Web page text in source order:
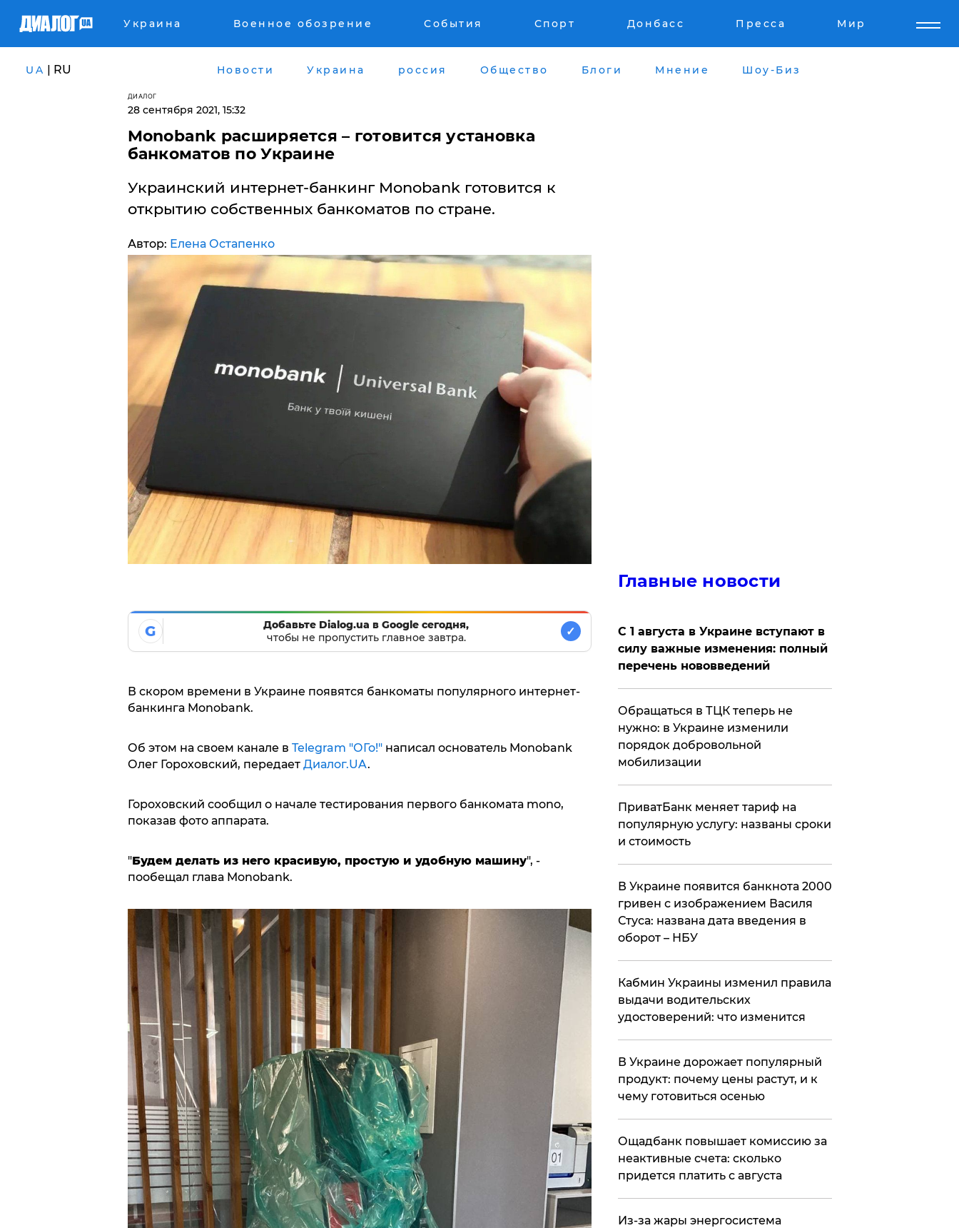
Украина Военное обозрение События Спорт Донбасс Пресса Мир
UA | RU Новости Украина россия Общество Блоги Мнение Шоу-Биз
ДИАЛОГ
28 сентября 2021, 15:32
Monobank расширяется – готовится установка
банкоматов по Украине
Украинский интернет-банкинг Monobank готовится к
открытию собственных банкоматов по стране.
Автор: Елена Остапенко
G
Добавьте Dialog.ua в Google сегодня,
чтобы не пропустить главное завтра.
✓
В скором времени в Украине появятся банкоматы популярного интернет-
банкинга Monobank.
Об этом на своем канале в Telegram "ОГо!"написал основатель Monobank
Олег Гороховский, передает Диалог.UA.
Гороховский сообщил о начале тестирования первого банкомата mono,
показав фото аппарата.
"Будем делать из него красивую, простую и удобную машину", -
пообещал глава Monobank.
Главные новости
С 1 августа в Украине вступают в
силу важные изменения: полный
перечень нововведений
Обращаться в ТЦК теперь не
нужно: в Украине изменили
порядок добровольной
мобилизации
ПриватБанк меняет тариф на
популярную услугу: названы сроки
и стоимость
В Украине появится банкнота 2000
гривен с изображением Василя
Стуса: названа дата введения в
оборот – НБУ
Кабмин Украины изменил правила
выдачи водительских
удостоверений: что изменится
В Украине дорожает популярный
продукт: почему цены растут, и к
чему готовиться осенью
​Ощадбанк повышает комиссию за
неактивные счета: сколько
придется платить с августа
Из-за жары энергосистема